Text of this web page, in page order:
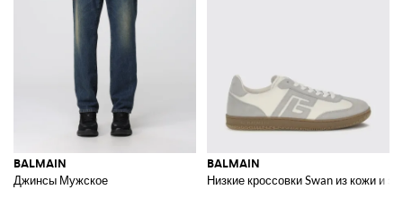
BALMAIN
Джинсы Мужское
BALMAIN
Низкие кроссовки Swan из кожи и